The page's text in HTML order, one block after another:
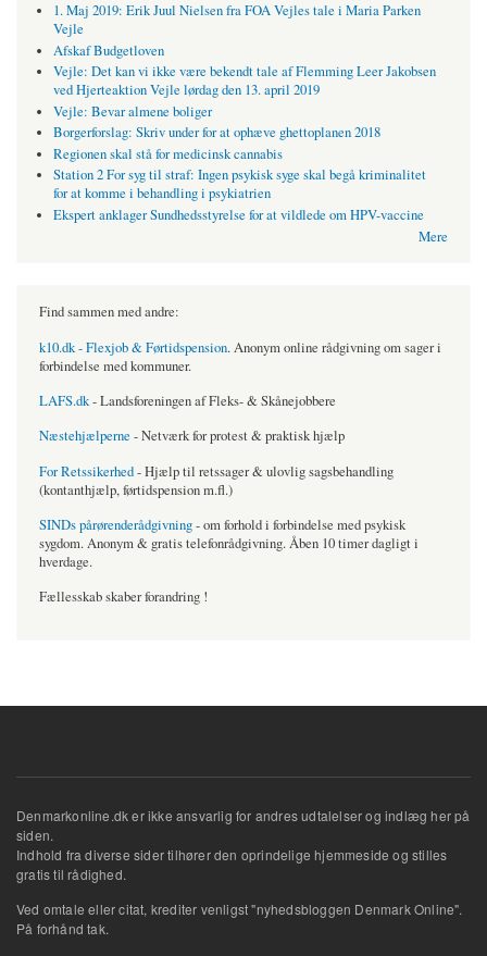
1. Maj 2019: Erik Juul Nielsen fra FOA Vejles tale i Maria Parken
Vejle
Afskaf Budgetloven
Vejle: Det kan vi ikke være bekendt tale af Flemming Leer Jakobsen
ved Hjerteaktion Vejle lørdag den 13. april 2019
Vejle: Bevar almene boliger
Borgerforslag: Skriv under for at ophæve ghettoplanen 2018
Regionen skal stå for medicinsk cannabis
Station 2 For syg til straf: Ingen psykisk syge skal begå kriminalitet
for at komme i behandling i psykiatrien
Ekspert anklager Sundhedsstyrelse for at vildlede om HPV-vaccine
Mere
Find sammen med andre:
k10.dk - Flexjob & Førtidspension. Anonym online rådgivning om sager i
forbindelse med kommuner.
LAFS.dk- Landsforeningen af Fleks- & Skånejobbere
Næstehjælperne - Netværk for protest & praktisk hjælp
For Retssikerhed- Hjælp til retssager & ulovlig sagsbehandling
(kontanthjælp, førtidspension m.fl.)
SINDs pårørenderådgivning- om forhold i forbindelse med psykisk
sygdom. Anonym & gratis telefonrådgivning. Åben 10 timer dagligt i
hverdage.
Fællesskab skaber forandring !
Denmarkonline.dk er ikke ansvarlig for andres udtalelser og indlæg her på
siden.
Indhold fra diverse sider tilhører den oprindelige hjemmeside og stilles
gratis til rådighed.
Ved omtale eller citat, krediter venligst "nyhedsbloggen Denmark Online".
På forhånd tak.